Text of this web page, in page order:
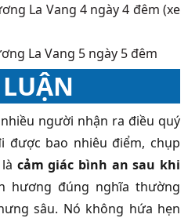
La Vang 4 ngày 4 đêm (xe
La Vang 5 ngày 5 đêm
người nhận ra điều quý
được bao nhiêu điểm, chụp
cảm giác bình an sau khi
hương đúng nghĩa thường
sâu. Nó không hứa hẹn